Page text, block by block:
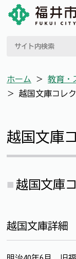
ホーム ＞ 教育・
＞ 越国文庫コレ
越国文庫
越国文庫
越国文庫詳細